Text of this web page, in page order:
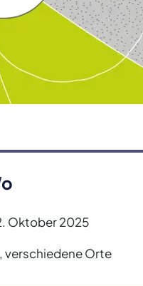
Oktober 2025
verschiedene Orte